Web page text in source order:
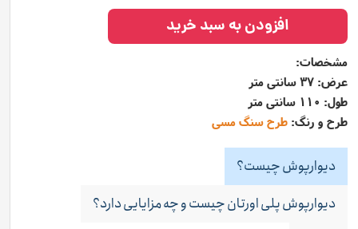
مشخصات:
عرض: 37 سانتی متر
طول: 110 سانتی متر
طرح و رنگ: طرح سنگ مسی
افزودن به سبد خرید
دیوارپوش چیست؟
دیوارپوش پلی اورتان چیست و چه مزایایی دارد؟